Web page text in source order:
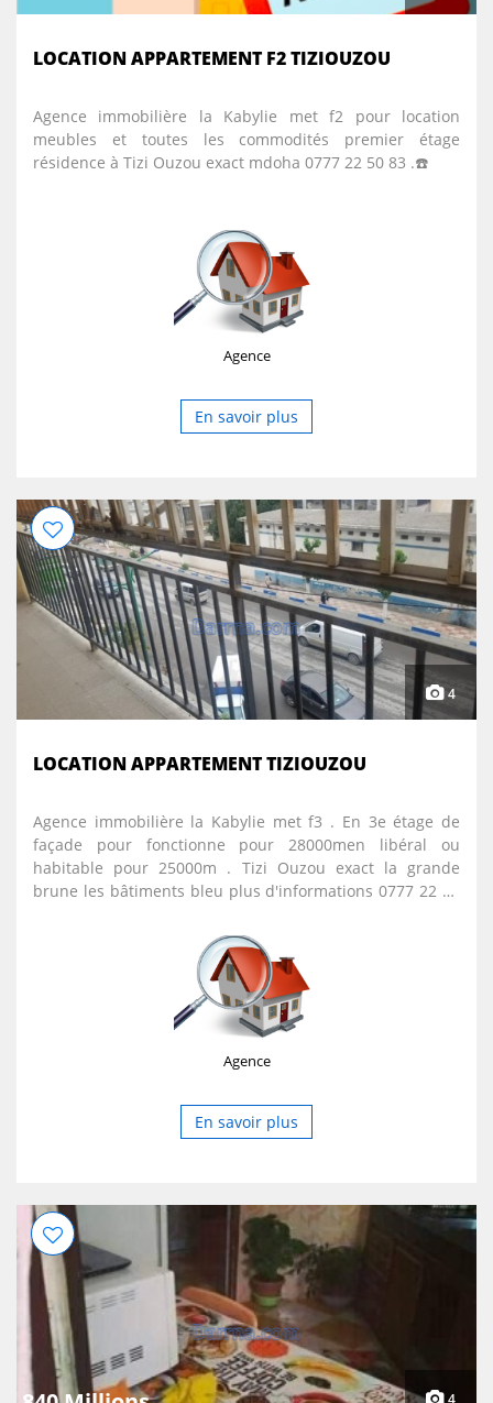
LOCATION APPARTEMENT F2 TIZIOUZOU
Agence immobilière la Kabylie met f2 pour location
meubles et toutes les commodités premier étage
résidence à Tizi Ouzou exact mdoha 0777 22 50 83 .☎️
Agence
En savoir plus
4
LOCATION APPARTEMENT TIZIOUZOU
Agence immobilière la Kabylie met f3 . En 3e étage de
façade pour fonctionne pour 28000men libéral ou
habitable pour 25000m . Tizi Ouzou exact la grande
brune les bâtiments bleu plus d'informations 0777 22 50
Agence
En savoir plus
4